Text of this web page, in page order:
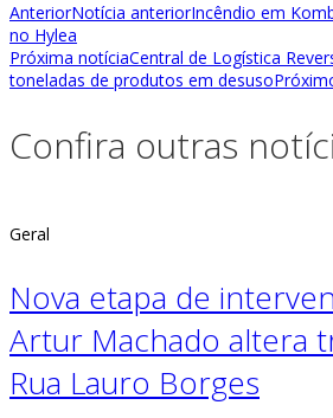
AnteriorNotícia anteriorIncêndio em
no Hylea
Próxima notíciaCentral de Logística
toneladas de produtos em desuso
Confira outras
Geral
Nova etapa de
Artur Machado altera
Rua Lauro Borges